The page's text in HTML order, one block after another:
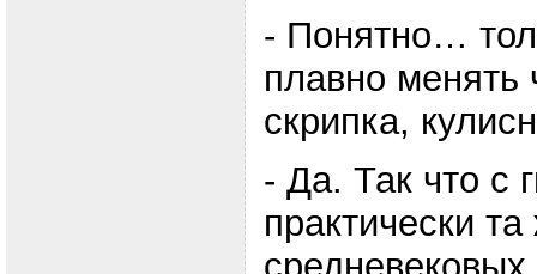
- Понятно…
плавно менять
скрипка,
- Да. Так что с
практически